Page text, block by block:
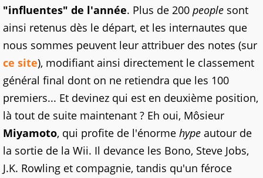
"influentes" de l'année. Plus de 200 people sont
ainsi retenus dès le départ, et les internautes que
nous sommes peuvent leur attribuer des notes (sur
ce site), modifiant ainsi directement le classement
général final dont on ne retiendra que les 100
premiers... Et devinez qui est en deuxième position,
là tout de suite maintenant ? Eh oui, Môsieur
Miyamoto, qui profite de l'énorme hype autour de
la sortie de la Wii. Il devance les Bono, Steve Jobs,
J.K. Rowling et compagnie, tandis qu'un féroce